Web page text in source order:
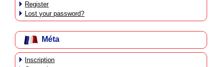
Register
Lost your password?
Méta
Inscription